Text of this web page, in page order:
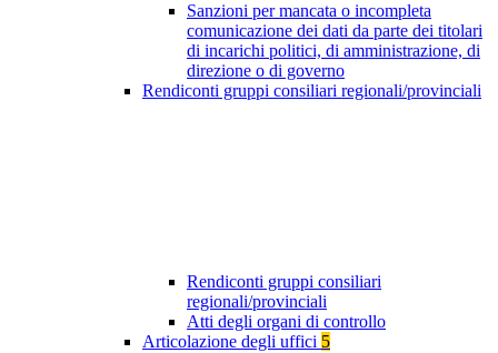
Sanzioni per mancata o incompleta
comunicazione dei dati da parte dei titolari
di incarichi politici, di amministrazione, di
direzione o di governo
Rendiconti gruppi consiliari regionali/provinciali
Rendiconti gruppi consiliari
regionali/provinciali
Atti degli organi di controllo
Articolazione degli uffici 5